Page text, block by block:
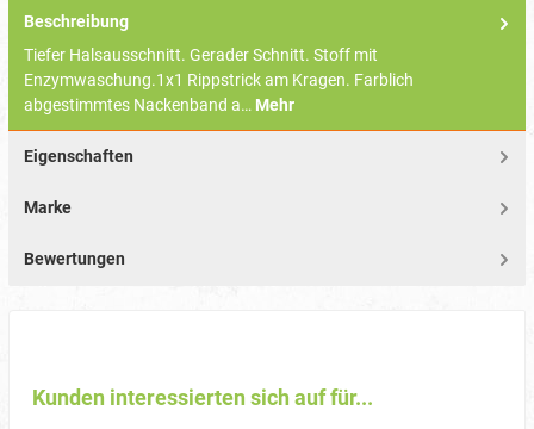
Beschreibung
Tiefer Halsausschnitt. Gerader Schnitt. Stoff mit
Enzymwaschung.1x1 Rippstrick am Kragen. Farblich
abgestimmtes Nackenband a… Mehr
Eigenschaften
Marke
Bewertungen
Kunden interessierten sich auf für...